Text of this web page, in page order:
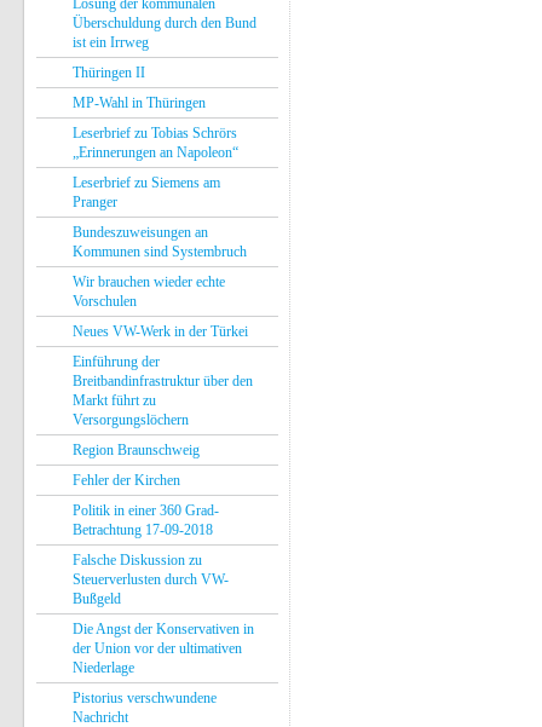
Lösung der kommunalen
Überschuldung durch den Bund
ist ein Irrweg
Thüringen II
MP-Wahl in Thüringen
Leserbrief zu Tobias Schrörs
„Erinnerungen an Napoleon“
Leserbrief zu Siemens am
Pranger
Bundeszuweisungen an
Kommunen sind Systembruch
Wir brauchen wieder echte
Vorschulen
Neues VW-Werk in der Türkei
Einführung der
Breitbandinfrastruktur über den
Markt führt zu
Versorgungslöchern
Region Braunschweig
Fehler der Kirchen
Politik in einer 360 Grad-
Betrachtung 17-09-2018
Falsche Diskussion zu
Steuerverlusten durch VW-
Bußgeld
Die Angst der Konservativen in
der Union vor der ultimativen
Niederlage
Pistorius verschwundene
Nachricht